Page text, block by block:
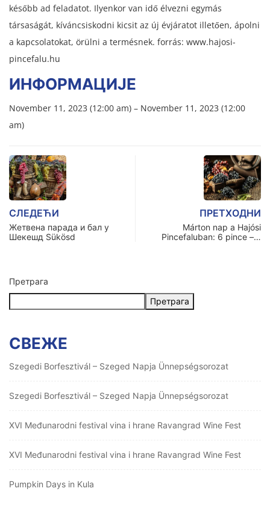
később ad feladatot. Ilyenkor van idő élvezni egymás
társaságát, kíváncsiskodni kicsit az új évjáratot illetően, ápolni
a kapcsolatokat, örülni a termésnek. forrás: www.hajosi-
pincefalu.hu
ИНФОРМАЦИЈЕ
November 11, 2023 (12:00 am) – November 11, 2023 (12:00
am)
СЛЕДЕЋИ
Жетвена парада и бал у
Шeкeшд Sükösd
ПРЕТХОДНИ
Márton nap a Hajósi
Pincefaluban: 6 pince –…
Претрага
Претрага
СВЕЖЕ
Szegedi Borfesztivál – Szeged Napja Ünnepségsorozat
Szegedi Borfesztivál – Szeged Napja Ünnepségsorozat
XVI Međunarodni festival vina i hrane Ravangrad Wine Fest
XVI Međunarodni festival vina i hrane Ravangrad Wine Fest
Pumpkin Days in Kula